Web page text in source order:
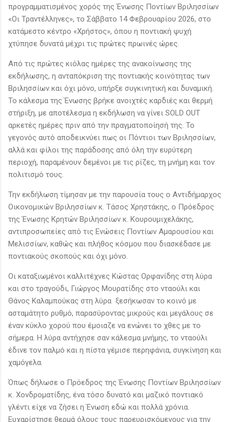
προγραμματισμένος χορός της Ένωσης Ποντίων Βριλησσίων
«Οι Τραντέλληνες», το Σάββατο 14 Φεβρουαρίου 2026, στο
κατάμεστο κέντρο «Χρήστος», όπου η ποντιακή ψυχή
χτύπησε δυνατά μέχρι τις πρώτες πρωινές ώρες.
Από τις πρώτες κιόλας ημέρες της ανακοίνωσης της
εκδήλωσης, η ανταπόκριση της ποντιακής κοινότητας των
Βριλησσίων και όχι μόνο, υπήρξε συγκινητική και δυναμική.
Το κάλεσμα της Ένωσης βρήκε ανοιχτές καρδιές και θερμή
στήριξη, με αποτέλεσμα η εκδήλωση να γίνει SOLD OUT
αρκετές ημέρες πριν από την πραγματοποίησή της. Το
γεγονός αυτό αποδεικνύει πως οι Πόντιοι των Βριλησσίων,
αλλά και φίλοι της παράδοσης από όλη την ευρύτερη
περιοχή, παραμένουν δεμένοι με τις ρίζες, τη μνήμη και τον
πολιτισμό τους.
Την εκδήλωση τίμησαν με την παρουσία τους ο Αντιδήμαρχος
Οικονομικών Βριλησσίων κ. Τάσος Χρηστάκης, ο Πρόεδρος
της Ένωσης Κρητών Βριλησσίων κ. Κουρουμιχελάκης,
αντιπροσωπείες από τις Ενώσεις Ποντίων Αμαρουσίου και
Μελισσίων, καθώς και πλήθος κόσμου που διασκέδασε με
ποντιακούς σκοπούς και όχι μόνο.
Οι καταξιωμένοι καλλιτέχνες Κώστας Ορφανίδης στη λύρα
και στο τραγούδι, Γιώργος Μουρατίδης στο νταούλι και
Θάνος Καλαμπούκας στη λύρα ξεσήκωσαν το κοινό με
ασταμάτητο ρυθμό, παρασύροντας μικρούς και μεγάλους σε
έναν κύκλο χορού που έμοιαζε να ενώνει το χθες με το
σήμερα. Η λύρα αντήχησε σαν κάλεσμα μνήμης, το νταούλι
έδινε τον παλμό και η πίστα γέμισε περηφάνια, συγκίνηση και
χαμόγελα.
Όπως δήλωσε ο Πρόεδρος της Ένωσης Ποντίων Βριλησσίων
κ. Χονδροματίδης, ένα τόσο δυνατό και μαζικό ποντιακό
γλέντι είχε να ζήσει η Ένωση εδώ και πολλά χρόνια.
Ευχαρίστησε θερμά όλους τους παρευρισκόμενους για την